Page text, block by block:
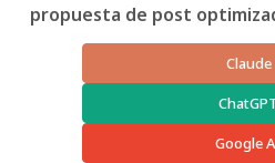
propuesta de post
Claude
Google